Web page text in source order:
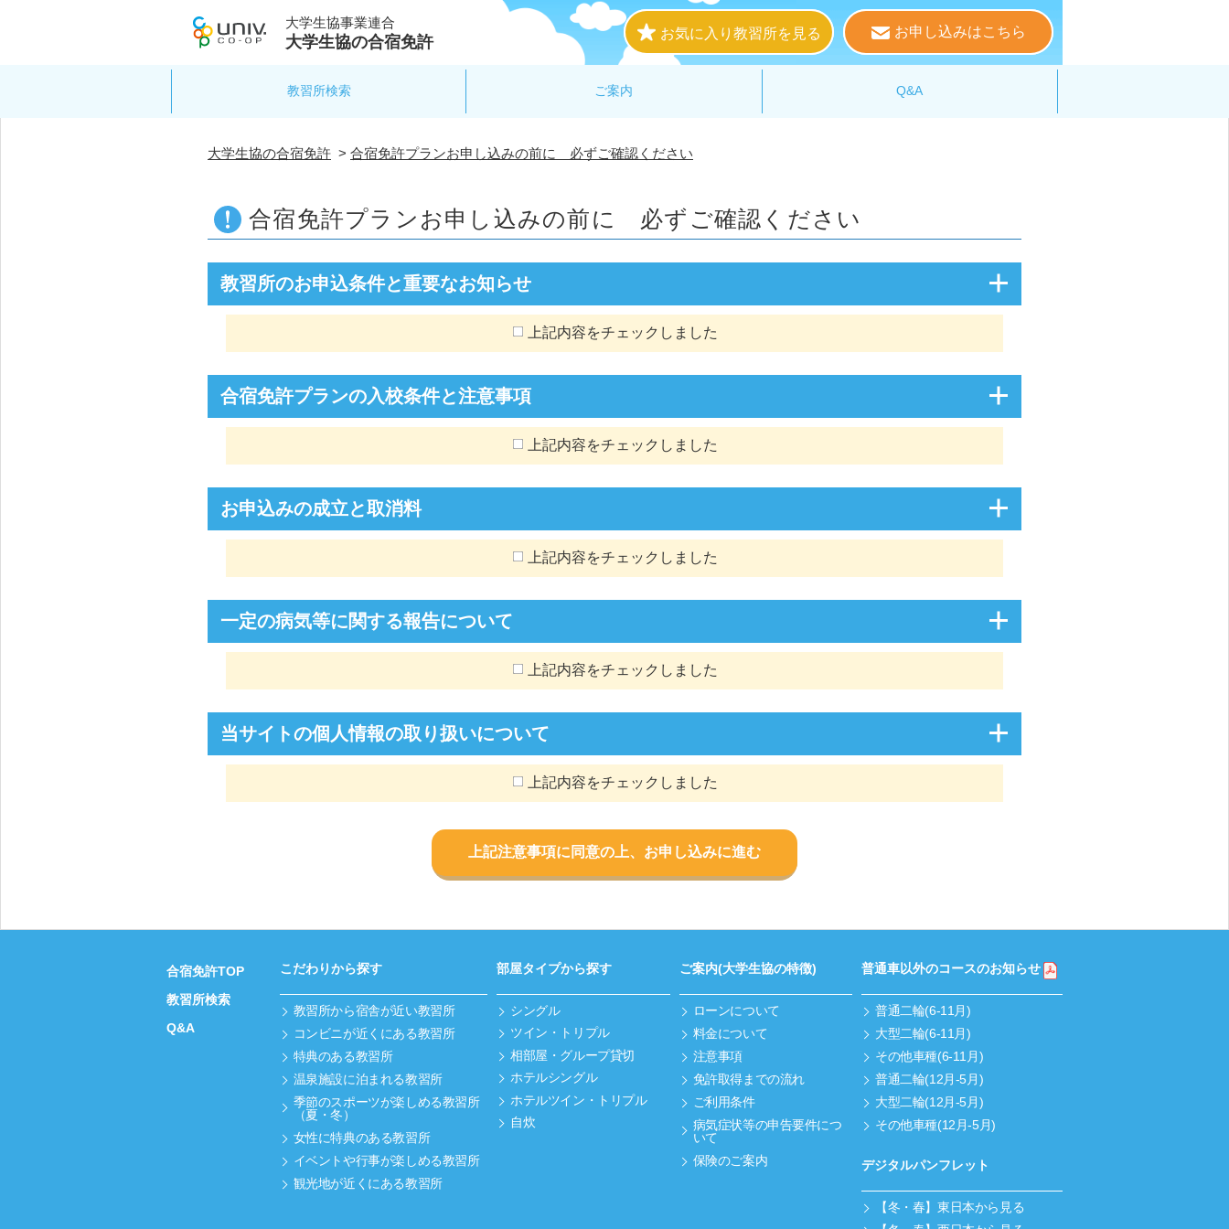
大学生協事業連合
大学生協の合宿免許 お気に入り教習所を見る お申し込みはこちら
教習所検索 ご案内 Q&A
大学生協の合宿免許 > 合宿免許プランお申し込みの前に 必ずご確認ください
合宿免許プランお申し込みの前に 必ずご確認ください
教習所のお申込条件と重要なお知らせ
上記内容をチェックしました
合宿免許プランの入校条件と注意事項
上記内容をチェックしました
お申込みの成立と取消料
上記内容をチェックしました
一定の病気等に関する報告について
上記内容をチェックしました
当サイトの個人情報の取り扱いについて
上記内容をチェックしました
上記注意事項に同意の上、お申し込みに進む
合宿免許TOP
教習所検索
Q&A
こだわりから探す
教習所から宿舎が近い教習所
コンビニが近くにある教習所
特典のある教習所
温泉施設に泊まれる教習所
季節のスポーツが楽しめる教習所
（夏・冬）
女性に特典のある教習所
イベントや行事が楽しめる教習所
観光地が近くにある教習所
部屋タイプから探す
シングル
ツイン・トリプル
相部屋・グループ貸切
ホテルシングル
ホテルツイン・トリプル
自炊
ご案内(大学生協の特徴)
ローンについて
料金について
注意事項
免許取得までの流れ
ご利用条件
病気症状等の申告要件につ
いて
保険のご案内
普通車以外のコースのお知らせ
普通二輪(6-11月)
大型二輪(6-11月)
その他車種(6-11月)
普通二輪(12月-5月)
大型二輪(12月-5月)
その他車種(12月-5月)
デジタルパンフレット
【冬・春】東日本から見る